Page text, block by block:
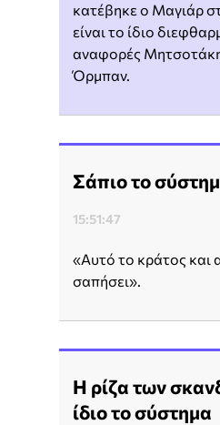
κατέβηκε ο Μαγιάρ
είναι το ίδιο
αναφορές
Όρμπαν.
Σάπιο το
15:51:47
«Αυτό το κράτος και
σαπήσει».
Η ρίζα των
ίδιο το σύστημα